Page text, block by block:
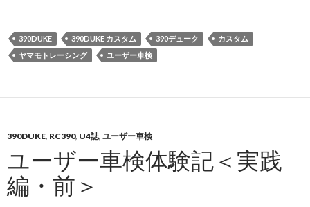
390DUKE 390DUKE カスタム 390デューク
カスタム
ヤマモトレーシング
ユーザー車検
390DUKE, RC390, U4誌, ユーザー車検
ユーザー車検体験記＜実践
編・前＞